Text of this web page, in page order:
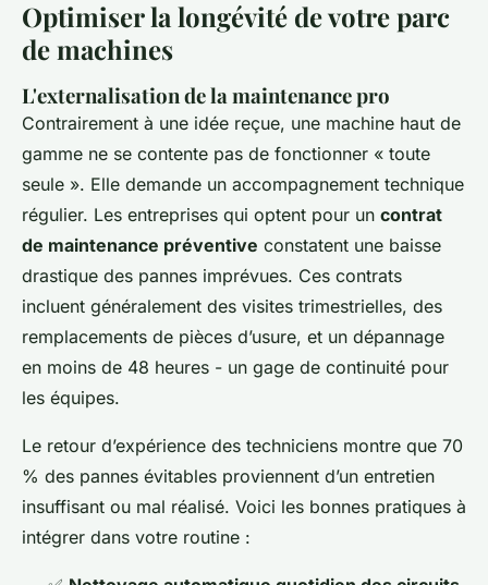
Optimiser la longévité de votre parc
de machines
L'externalisation de la maintenance pro
Contrairement à une idée reçue, une machine haut de
gamme ne se contente pas de fonctionner « toute
seule ». Elle demande un accompagnement technique
régulier. Les entreprises qui optent pour un contrat
de maintenance préventive constatent une baisse
drastique des pannes imprévues. Ces contrats
incluent généralement des visites trimestrielles, des
remplacements de pièces d’usure, et un dépannage
en moins de 48 heures - un gage de continuité pour
les équipes.
Le retour d’expérience des techniciens montre que 70
% des pannes évitables proviennent d’un entretien
insuffisant ou mal réalisé. Voici les bonnes pratiques à
intégrer dans votre routine :